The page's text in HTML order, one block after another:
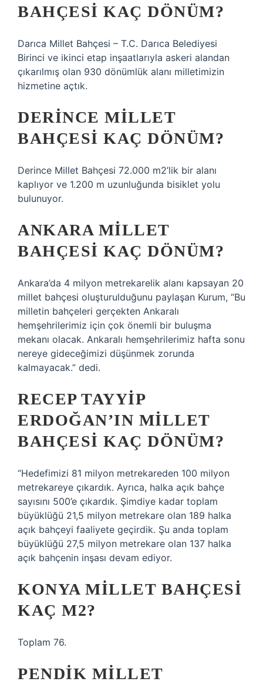
BAHÇESI KAÇ DÖNÜM?
Darıca Millet Bahçesi – T.C. Darıca Belediyesi
Birinci ve ikinci etap inşaatlarıyla askeri alandan
çıkarılmış olan 930 dönümlük alanı milletimizin
hizmetine açtık.
DERINCE MILLET
BAHÇESI KAÇ DÖNÜM?
Derince Millet Bahçesi 72.000 m2’lik bir alanı
kaplıyor ve 1.200 m uzunluğunda bisiklet yolu
bulunuyor.
ANKARA MILLET
BAHÇESI KAÇ DÖNÜM?
Ankara’da 4 milyon metrekarelik alanı kapsayan 20
millet bahçesi oluşturulduğunu paylaşan Kurum, “Bu
milletin bahçeleri gerçekten Ankaralı
hemşehrilerimiz için çok önemli bir buluşma
mekanı olacak. Ankaralı hemşehrilerimiz hafta sonu
nereye gideceğimizi düşünmek zorunda
kalmayacak.” dedi.
RECEP TAYYIP
ERDOĞAN’IN MILLET
BAHÇESI KAÇ DÖNÜM?
“Hedefimizi 81 milyon metrekareden 100 milyon
metrekareye çıkardık. Ayrıca, halka açık bahçe
sayısını 500’e çıkardık. Şimdiye kadar toplam
büyüklüğü 21,5 milyon metrekare olan 189 halka
açık bahçeyi faaliyete geçirdik. Şu anda toplam
büyüklüğü 27,5 milyon metrekare olan 137 halka
açık bahçenin inşası devam ediyor.
KONYA MILLET BAHÇESI
KAÇ M2?
Toplam 76.
PENDIK MILLET